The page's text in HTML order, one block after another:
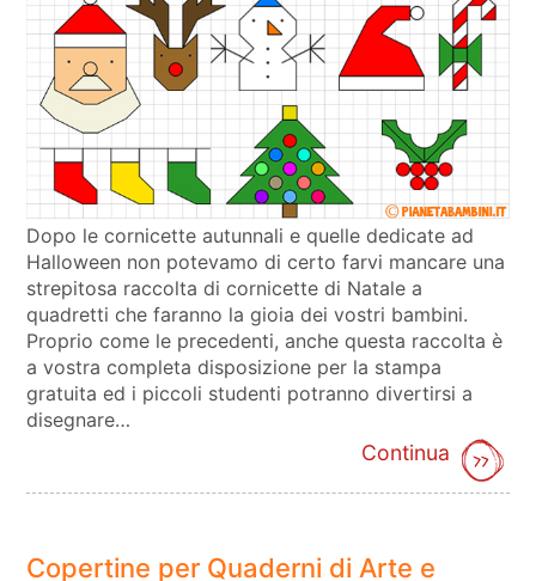
Dopo le cornicette autunnali e quelle dedicate ad
Halloween non potevamo di certo farvi mancare una
strepitosa raccolta di cornicette di Natale a
quadretti che faranno la gioia dei vostri bambini.
Proprio come le precedenti, anche questa raccolta è
a vostra completa disposizione per la stampa
gratuita ed i piccoli studenti potranno divertirsi a
disegnare…
Continua
Copertine per Quaderni di Arte e